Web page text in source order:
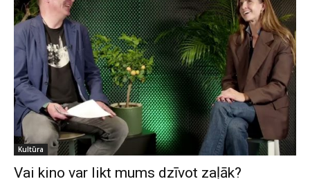
Kultūra
Vai kino var likt mums dzīvot zaļāk?